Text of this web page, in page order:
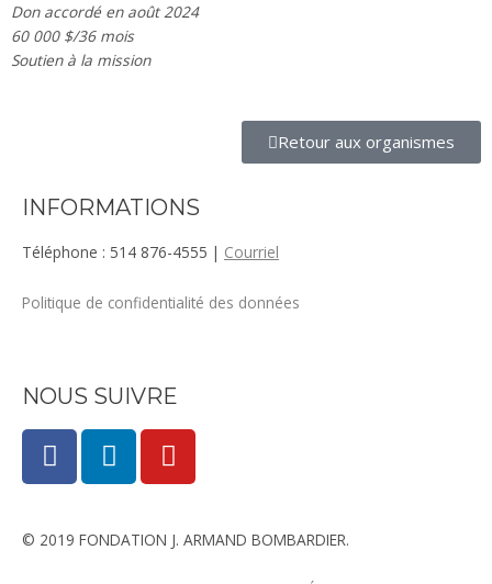
Don accordé en août 2024
60 000 $/36 mois
Soutien à la mission
Retour aux organismes
INFORMATIONS
Téléphone : 514 876-4555 | Courriel
Politique de confidentialité des données
NOUS SUIVRE
F
a
c
b
L
i
n
e
Y
o
u
u
© 2019 FONDATION J. ARMAND BOMBARDIER.